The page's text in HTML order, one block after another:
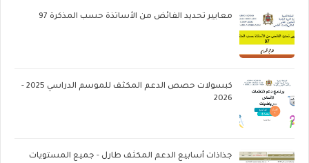
معايير تحديد الفائض من الأساتذة حسب المذكرة 97
كبسولات حصص الدعم المكثف للموسم الدراسي 2025 -
2026
جذاذات أسابيع الدعم المكثف طارل - جميع المستويات